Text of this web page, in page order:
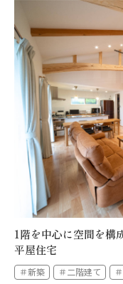
1階を中心に空間を構
平屋住宅
＃新築 ＃二階建て